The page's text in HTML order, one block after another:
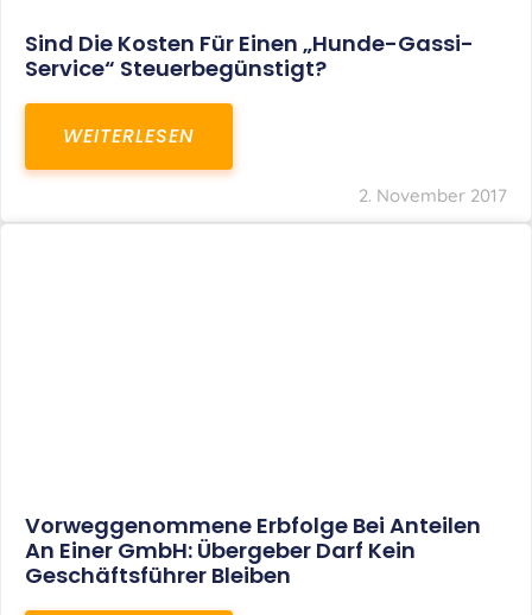
Sind Die Kosten Für Einen „Hunde-Gassi-
Service“ Steuerbegünstigt?
WEITERLESEN
2. November 2017
Vorweggenommene Erbfolge Bei Anteilen
An Einer GmbH: Übergeber Darf Kein
Geschäftsführer Bleiben